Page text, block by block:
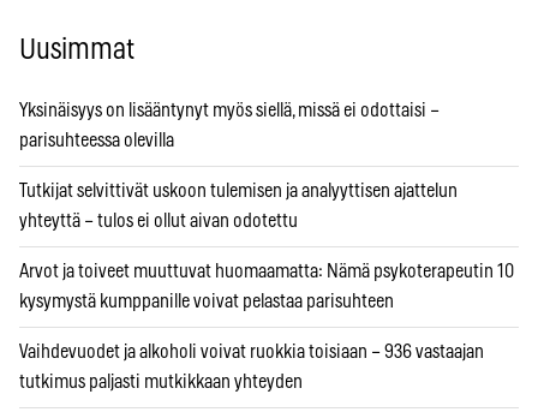
Uusimmat
Yksinäisyys on lisääntynyt myös siellä, missä ei odottaisi –
parisuhteessa olevilla
Tutkijat selvittivät uskoon tulemisen ja analyyttisen ajattelun
yhteyttä – tulos ei ollut aivan odotettu
Arvot ja toiveet muuttuvat huomaamatta: Nämä psykoterapeutin 10
kysymystä kumppanille voivat pelastaa parisuhteen
Vaihdevuodet ja alkoholi voivat ruokkia toisiaan – 936 vastaajan
tutkimus paljasti mutkikkaan yhteyden